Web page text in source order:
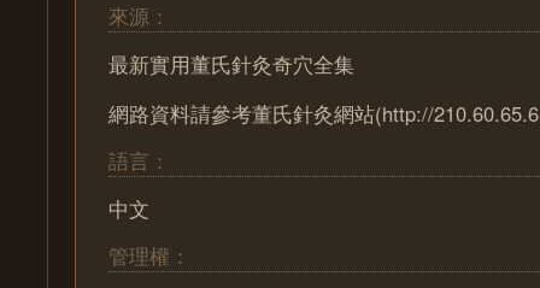
來源：
最新實用董氏針灸奇穴全集
網路資料請參考董氏針灸網站(http://
語言：
中文
管理權：